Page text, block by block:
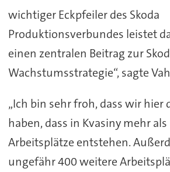
wichtiger Eckpfeiler des Skoda
Produktionsverbundes leistet
einen zentralen Beitrag zur
Wachstumsstrategie“, sagte
„Ich bin sehr froh, dass wir hier
haben, dass in Kvasiny mehr als
Arbeitsplätze entstehen.
ungefähr 400 weitere